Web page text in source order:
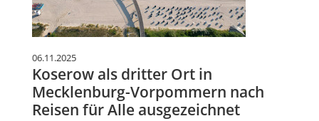
06.11.2025
Koserow als dritter Ort in
Mecklenburg-Vorpommern nach
Reisen für Alle ausgezeichnet